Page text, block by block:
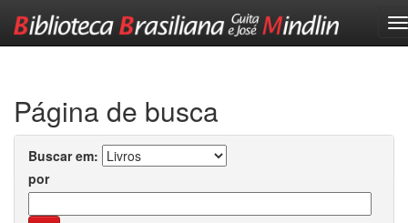
Página de busca
Buscar em:
por